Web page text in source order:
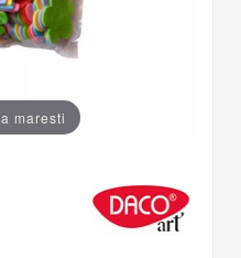
maresti